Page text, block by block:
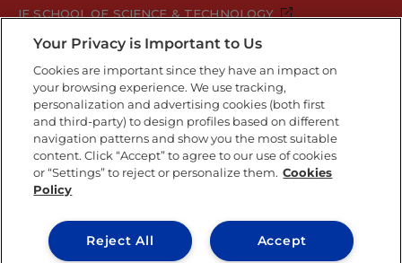
IE SCHOOL OF SCIENCE & TECHNOLOGY
IE SCHOOL OF ARTS & HUMANITIES
Legal Notice Privacy Policy
Cookie Policy
Security Policy
Student Academic Standards
Compliance Channel
IE University 2026
Your Privacy is Important to Us
Cookies are important since they have an impact on
your browsing experience. We use tracking,
personalization and advertising cookies (both first
and third-party) to design profiles based on different
navigation patterns and show you the most suitable
content. Click “Accept” to agree to our use of cookies
or “Settings” to reject or personalize them. Cookies
Policy
Accept
Reject All